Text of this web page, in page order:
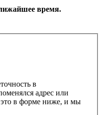
время.
в
адрес или
это в форме ниже, и мы